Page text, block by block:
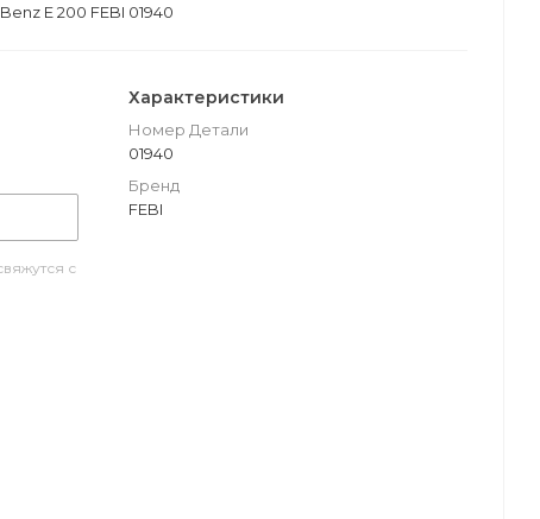
E 200 FEBI 01940
с
Характеристики
Номер Детали
01940
Бренд
FEBI